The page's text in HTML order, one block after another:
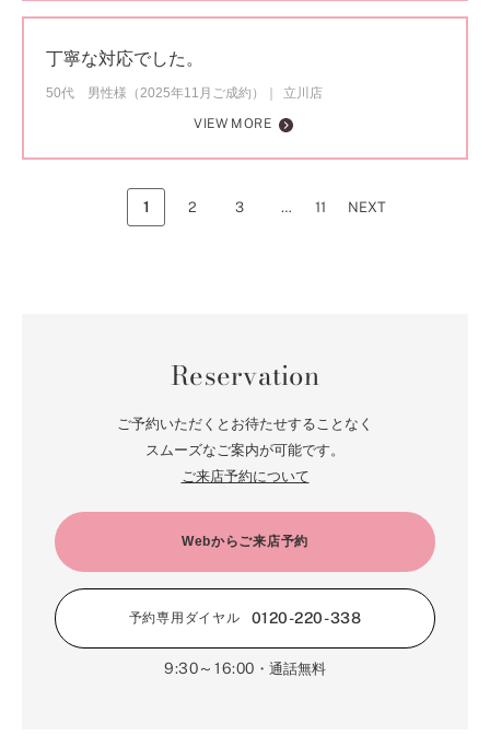
丁寧な対応でした。
50代 男性様（2025年11月ご成約）
立川店
VIEW MORE
1 2 3 … 11 NEXT
Reservation
ご予約いただくとお待たせすることなく
スムーズなご案内が可能です。
ご来店予約について
Webからご来店予約
予約専用ダイヤル 0120-220-338
9:30～16:00 ・通話無料